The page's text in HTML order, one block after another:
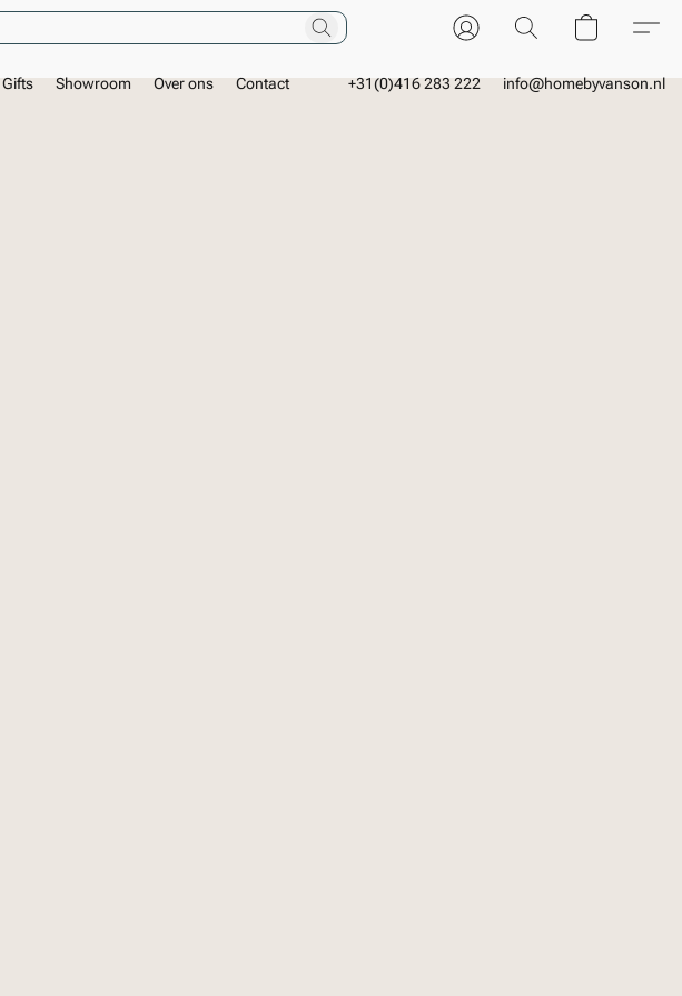
Gifts Showroom Over ons Contact +31(0)416 283 222 info@homebyvanson.nl